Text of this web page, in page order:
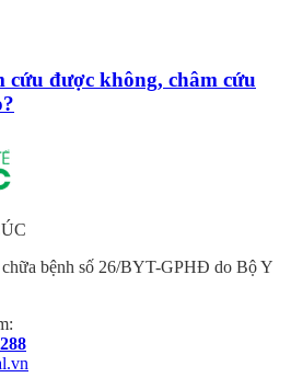
cứu được không, châm cứu
bệnh số 26/BYT-GPHĐ do Bộ Y